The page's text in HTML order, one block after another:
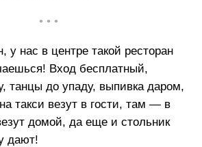
• • •
нас в центре такой ресторан
Вход бесплатный,
танцы до упаду, выпивка даром,
такси везут в гости, там — в
домой, да еще и стольник
дают!